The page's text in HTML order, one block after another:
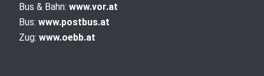
Bus & Bahn: www.vor.at
Bus: www.postbus.at
Zug: www.oebb.at